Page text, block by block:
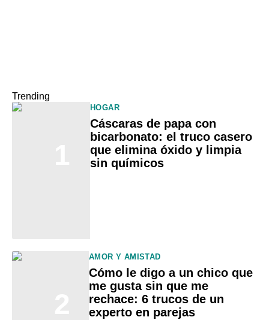
Trending
HOGAR
Cáscaras de papa con
bicarbonato: el truco casero
que elimina óxido y limpia
sin químicos
AMOR Y AMISTAD
Cómo le digo a un chico que
me gusta sin que me
rechace: 6 trucos de un
experto en parejas